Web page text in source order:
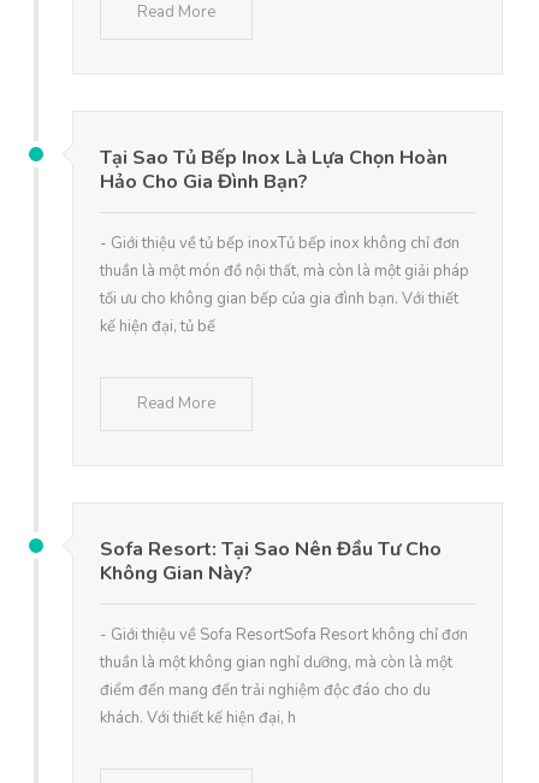
Read More
Tại Sao Tủ Bếp Inox Là Lựa Chọn Hoàn
Hảo Cho Gia Đình Bạn?
- Giới thiệu về tủ bếp inoxTủ bếp inox không chỉ đơn
thuần là một món đồ nội thất, mà còn là một giải pháp
tối ưu cho không gian bếp của gia đình bạn. Với thiết
kế hiện đại, tủ bế
Read More
Sofa Resort: Tại Sao Nên Đầu Tư Cho
Không Gian Này?
- Giới thiệu về Sofa ResortSofa Resort không chỉ đơn
thuần là một không gian nghỉ dưỡng, mà còn là một
điểm đến mang đến trải nghiệm độc đáo cho du
khách. Với thiết kế hiện đại, h